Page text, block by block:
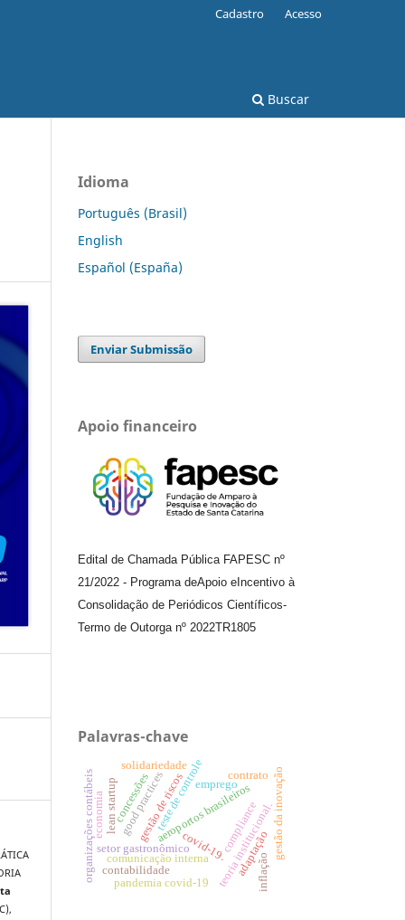
Buscar
Cadastro Acesso
Idioma
Português (Brasil)
English
Español (España)
Enviar Submissão
Apoio financeiro
Edital de Chamada Pública FAPESC nº
21/2022 - Programa deApoio e Incentivo à
Consolidação de Periódicos Científicos-
Termo de Outorga nº 2022TR1805
Palavras-chave
covid-19.
concessõesaeroportos brasileiros
teoria institucional.
teste de controle
gestão de riscos compliance
lean startup gestão da inovação
setor gastronômico adaptação
comunicação interna
organizações contábeis
solidariedade
economia
contabilidade
good practices emprego
contrato
pandemia covid-19 inflação